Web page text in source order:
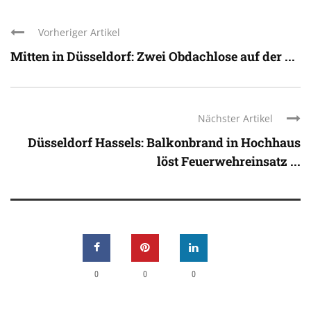
Vorheriger Artikel
Mitten in Düsseldorf: Zwei Obdachlose auf der ...
Nächster Artikel
Düsseldorf Hassels: Balkonbrand in Hochhaus
löst Feuerwehreinsatz ...
0 0 0